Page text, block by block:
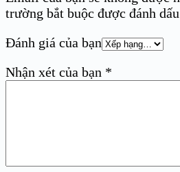
trường bắt buộc được đánh dấu
Đánh giá của bạn
Nhận xét của bạn *